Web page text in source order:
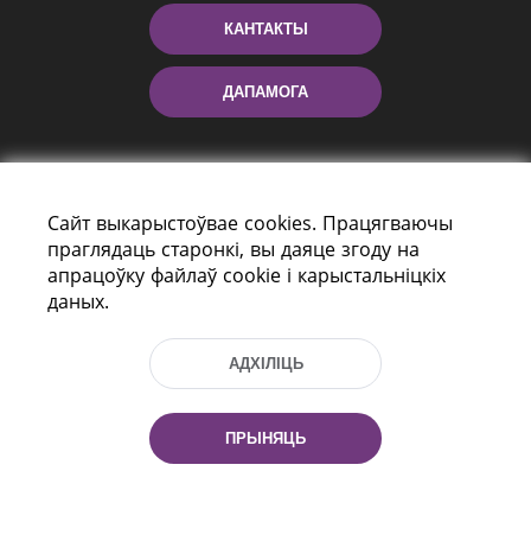
КАНТАКТЫ
ДАПАМОГА
праспект Незалежнасці 116
г. Мiнск, Рэспубліка Беларусь, 220114
Тэл.: (+375 17) 368 37 37, Факс: (+375 17)
Эл. пошта: inbox@nlb.by
Сайт выкарыстоўвае cookies. Працягваючы
праглядаць старонкі, вы даяце згоду на
апрацоўку файлаў cookie і карыстальніцкіх
даных.
АДХІЛІЦЬ
ПРЫНЯЦЬ